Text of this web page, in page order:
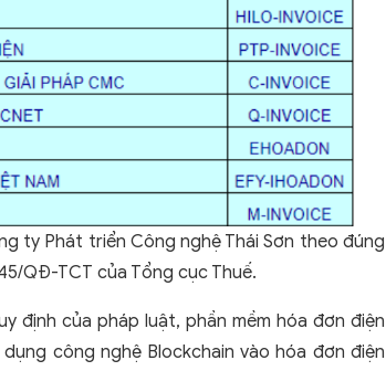
ty Phát triển Công nghệ Thái Sơn theo đúng
QĐ-TCT của Tổng cục Thuế.
định của pháp luật, phần mềm hóa đơn điện
công nghệ Blockchain vào hóa đơn điện